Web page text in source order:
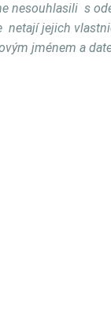
nesouhlasili s
netají jejich
jménem a